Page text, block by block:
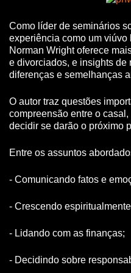
Como líder de seminários
experiência como um viúvo
Norman Wright oferece
e divorciados, e insights de
diferenças e semelhanças
O autor traz questões
compreensão entre o
decidir se darão o próximo
Entre os assuntos
- Comunicando fatos e
- Crescendo
- Lidando com as finanças;
- Decidindo sobre